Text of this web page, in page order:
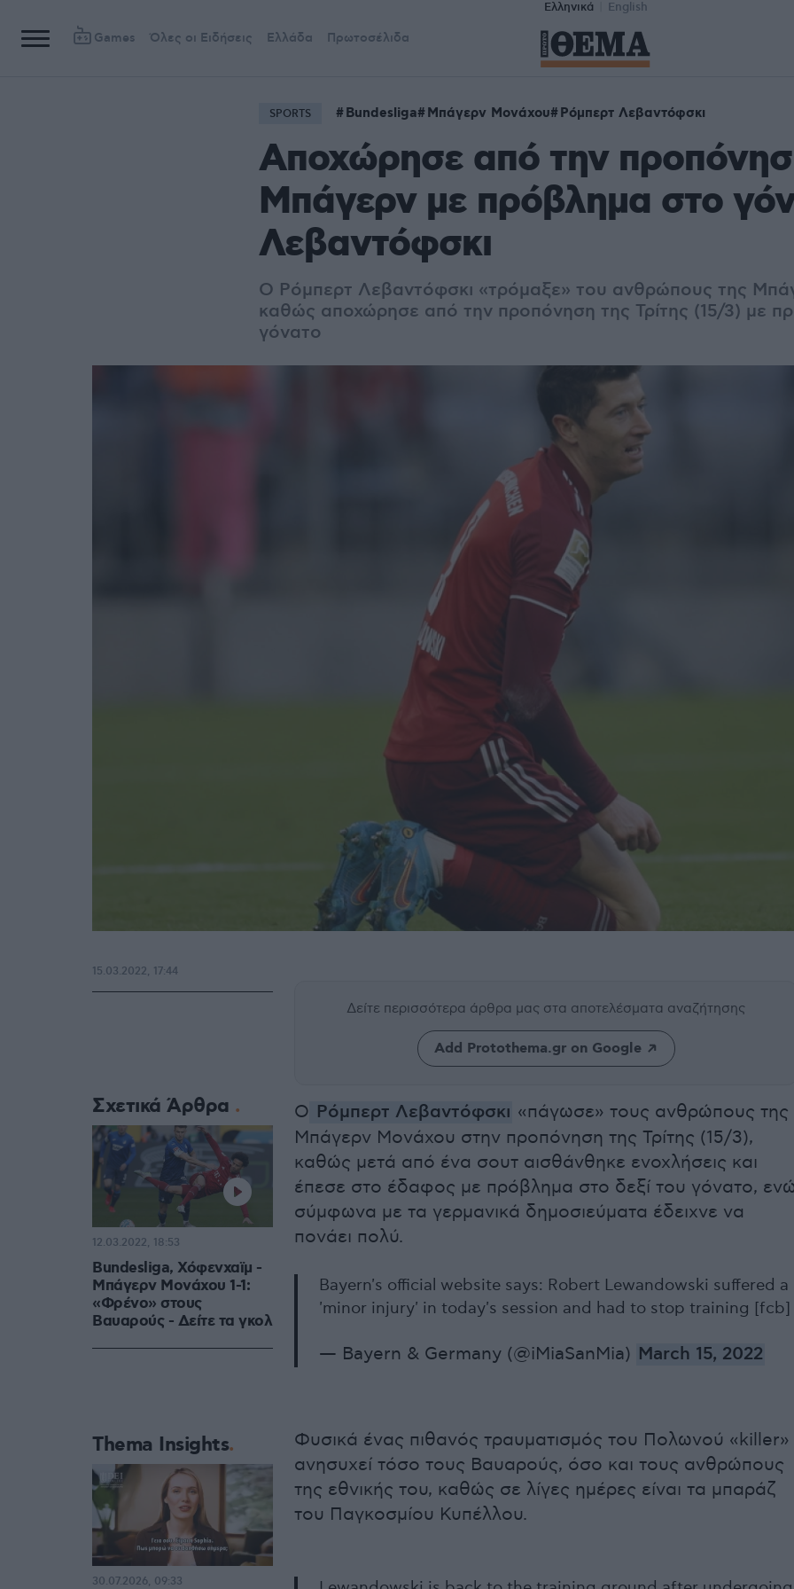
Ελληνικά English
Games Όλες οι Ειδήσεις Ελλάδα Πρωτοσέλιδα
SPORTS Bundesliga Μπάγερν Μονάχου Ρόμπερτ Λεβαντόφσκι
Αποχώρησε από την
Μπάγερν με πρόβλημα στο
Λεβαντόφσκι
Ο Ρόμπερτ Λεβαντόφσκι «τρόμαξε» του ανθρώπους της
καθώς αποχώρησε από την προπόνηση της Τρίτης (15/3) με
γόνατο
Δείτε περισσότερα άρθρα μας στα αποτελέσματα αναζήτησης
Add Protothema.gr on Google
Ο Ρόμπερτ Λεβαντόφσκι «πάγωσε» τους ανθρώπους της
Μπάγερν Μονάχου στην προπόνηση της Τρίτης (15/3),
καθώς μετά από ένα σουτ αισθάνθηκε ενοχλήσεις και
έπεσε στο έδαφος με πρόβλημα στο δεξί του γόνατο,
σύμφωνα με τα γερμανικά δημοσιεύματα έδειχνε να
πονάει πολύ.
Bayern's official website says: Robert Lewandowski suffered a
'minor injury' in today's session and had to stop training [fcb]
— Bayern & Germany (@iMiaSanMia) March 15, 2022
Φυσικά ένας πιθανός τραυματισμός του Πολωνού «killer»
ανησυχεί τόσο τους Βαυαρούς, όσο και τους ανθρώπους
της εθνικής του, καθώς σε λίγες ημέρες είναι τα μπαράζ
του Παγκοσμίου Κυπέλλου.
15.03.2022, 17:44
Σχετικά Άρθρα
Bundesliga, Χόφενχαϊμ -
Μπάγερν Μονάχου 1-1:
«Φρένο» στους
Βαυαρούς - Δείτε τα γκολ
12.03.2022, 18:53
Thema Insights
30.07.2026, 09:33